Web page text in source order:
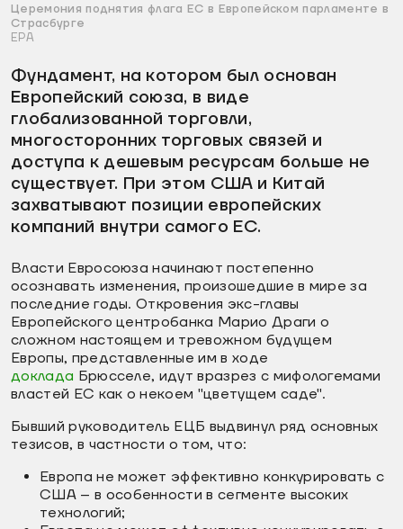
Церемония поднятия флага ЕС в Европейском парламенте в
Страсбурге
EPA
Фундамент, на котором был основан
Европейский союза, в виде
глобализованной торговли,
многосторонних торговых связей и
доступа к дешевым ресурсам больше не
существует. При этом США и Китай
захватывают позиции европейских
компаний внутри самого ЕС.
Власти Евросоюза начинают постепенно
осознавать изменения, произошедшие в мире за
последние годы. Откровения экс-главы
Европейского центробанка Марио Драги о
сложном настоящем и тревожном будущем
Европы, представленные им в ходе
доклада Брюсселе, идут вразрез с мифологемами
властей ЕС как о некоем "цветущем саде".
Бывший руководитель ЕЦБ выдвинул ряд основных
тезисов, в частности о том, что:
Европа не может эффективно конкурировать с
США – в особенности в сегменте высоких
технологий;